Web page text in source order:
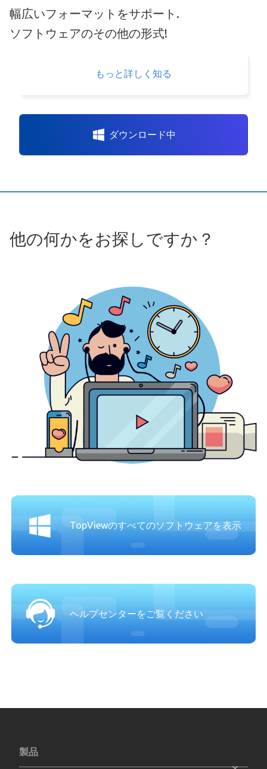
幅広いフォーマットをサポート.
ソフトウェアのその他の形式!
もっと詳しく知る
ダウンロード中
他の何かをお探しですか？
TopViewのすべてのソフトウェアを表示
ヘルプセンターをご覧ください
製品